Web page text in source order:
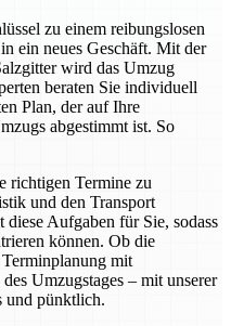
zu einem reibungslosen
ein neues Geschäft. Mit der
wird das Umzug
beraten Sie individuell
Plan, der auf Ihre
abgestimmt ist. So
richtigen Termine zu
und den Transport
Aufgaben für Sie, sodass
können. Ob die
mit
Umzugstages – mit unserer
und pünktlich.